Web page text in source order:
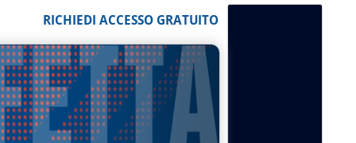
RICHIEDI ACCESSO GRATUITO